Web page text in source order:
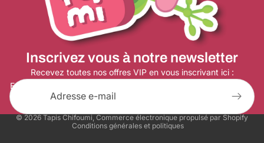
Inscrivez vous à notre newsletter
Recevez toutes nos offres VIP en vous inscrivant ici :
E-mail
© 2026 Tapis Chifoumi Commerce électronique propulsé par Shopify
Conditions générales et politiques
Politique de remboursement
Politique de confidentialité
Conditions d’utilisation
Politique d’expédition
Coordonnées